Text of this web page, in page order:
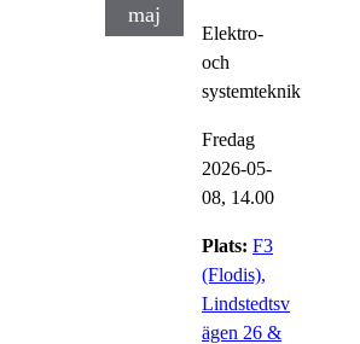
maj
Elektro-
och
systemteknik
Fredag
2026-05-
08, 14.00
Plats: F3
(Flodis),
Lindstedtsv
ägen 26 &